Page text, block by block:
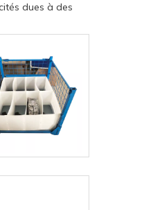
dues à des